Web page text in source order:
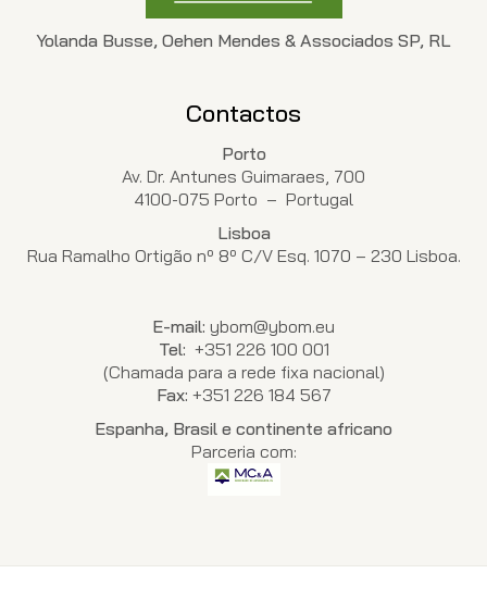
Yolanda Busse, Oehen Mendes & Associados SP, RL
Contactos
Porto
Av. Dr. Antunes Guimaraes, 700
4100-075 Porto – Portugal
Lisboa
Rua Ramalho Ortigão nº 8º C/V Esq. 1070 – 230 Lisboa.
E-mail: ybom@ybom.eu
Tel: +351 226 100 001
(Chamada para a rede fixa nacional)
Fax: +351 226 184 567
Espanha, Brasil e continente africano
Parceria com: